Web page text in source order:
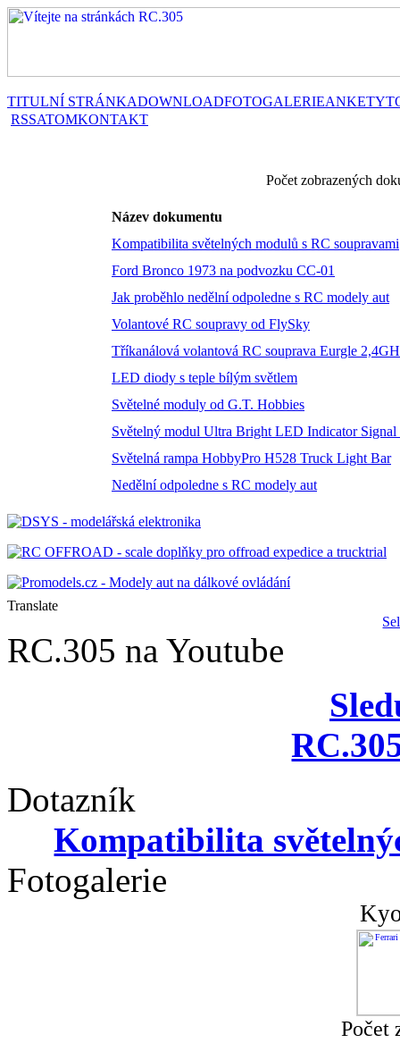
TITULNÍ STRÁNKADOWNLOADFOTOGALERIEANKETY
RSSATOMKONTAKT
Počet zobrazených
Název dokumentu
Kompatibilita světelných modulů s RC soupravami
Ford Bronco 1973 na podvozku CC-01
Jak proběhlo nedělní odpoledne s RC modely aut
Volantové RC soupravy od FlySky
Tříkanálová volantová RC souprava Eurgle
LED diody s teple bílým světlem
Světelné moduly od G.T. Hobbies
Světelný modul Ultra Bright LED Indicator Signal
Světelná rampa HobbyPro H528 Truck Light Bar
Nedělní odpoledne s RC modely aut
Translate
RC.305 na Youtube
Dotazník
Kompatibilita
Fotogalerie
Počet